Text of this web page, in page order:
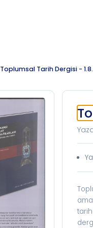
Toplumsal Tarih Dergisi -